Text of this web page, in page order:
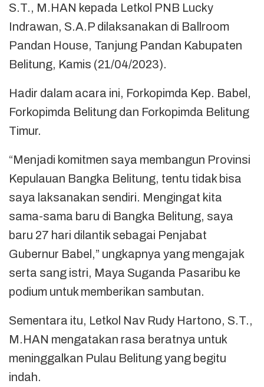
S.T., M.HAN kepada Letkol PNB Lucky
Indrawan, S.A.P dilaksanakan di Ballroom
Pandan House, Tanjung Pandan Kabupaten
Belitung, Kamis (21/04/2023).
Hadir dalam acara ini, Forkopimda Kep. Babel,
Forkopimda Belitung dan Forkopimda Belitung
Timur.
“Menjadi komitmen saya membangun Provinsi
Kepulauan Bangka Belitung, tentu tidak bisa
saya laksanakan sendiri. Mengingat kita
sama-sama baru di Bangka Belitung, saya
baru 27 hari dilantik sebagai Penjabat
Gubernur Babel,” ungkapnya yang mengajak
serta sang istri, Maya Suganda Pasaribu ke
podium untuk memberikan sambutan.
Sementara itu, Letkol Nav Rudy Hartono, S.T.,
M.HAN mengatakan rasa beratnya untuk
meninggalkan Pulau Belitung yang begitu
indah.